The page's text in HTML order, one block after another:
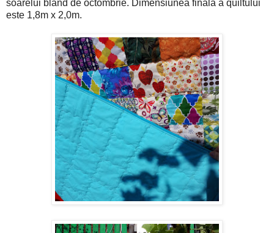
soarelui bland de octombrie. Dimensiunea finala a quiltului
este 1,8m x 2,0m.